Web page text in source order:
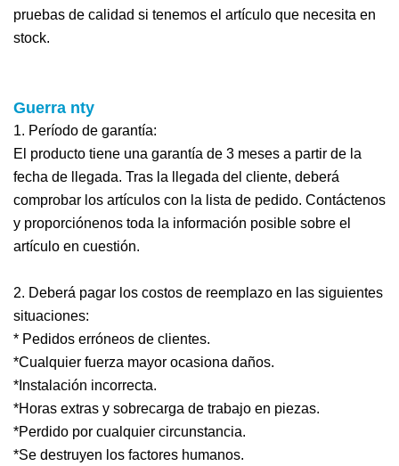
pruebas de calidad si tenemos el artículo que necesita en
stock.
Guerra nty
1. Período de garantía:
El producto tiene una garantía de 3 meses a partir de la
fecha de llegada. Tras la llegada del cliente, deberá
comprobar los artículos con la lista de pedido. Contáctenos
y proporciónenos toda la información posible sobre el
artículo en cuestión.
2. Deberá pagar los costos de reemplazo en las siguientes
situaciones:
* Pedidos erróneos de clientes.
*Cualquier fuerza mayor ocasiona daños.
*Instalación incorrecta.
*Horas extras y sobrecarga de trabajo en piezas.
*Perdido por cualquier circunstancia.
*Se destruyen los factores humanos.